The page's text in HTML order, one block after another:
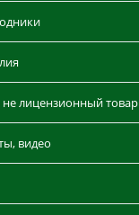
лицензионный товар
видео